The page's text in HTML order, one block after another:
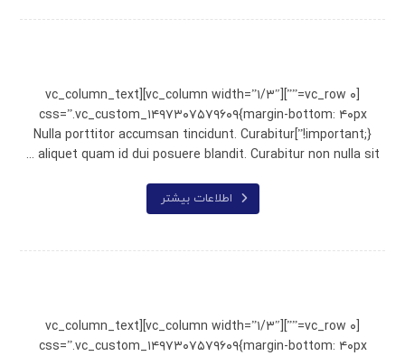
[vc_row ۰=””][vc_column width=”۱/۳″][vc_column_text
css=”.vc_custom_۱۴۹۷۳۰۷۵۷۹۶۰۹{margin-bottom: ۴۰px
!important;}”]Nulla porttitor accumsan tincidunt. Curabitur
aliquet quam id dui posuere blandit. Curabitur non nulla sit ...
اطلاعات بیشتر
[vc_row ۰=””][vc_column width=”۱/۳″][vc_column_text
css=”.vc_custom_۱۴۹۷۳۰۷۵۷۹۶۰۹{margin-bottom: ۴۰px